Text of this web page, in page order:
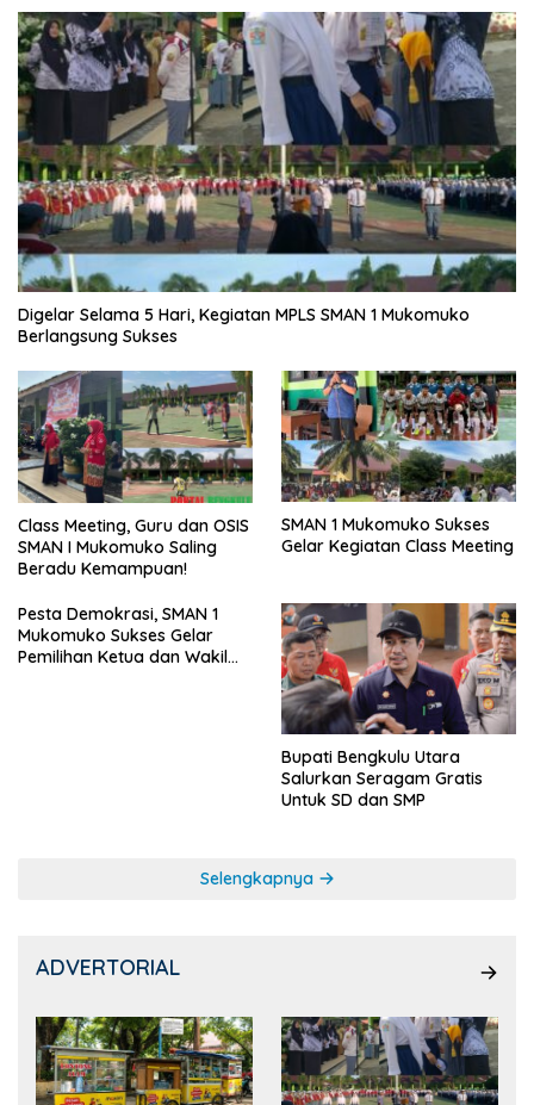
Digelar Selama 5 Hari, Kegiatan MPLS SMAN 1 Mukomuko
Berlangsung Sukses
Class Meeting, Guru dan OSIS
SMAN I Mukomuko Saling
Beradu Kemampuan!
SMAN 1 Mukomuko Sukses
Gelar Kegiatan Class Meeting
Pesta Demokrasi, SMAN 1
Mukomuko Sukses Gelar
Pemilihan Ketua dan Wakil
Bupati Bengkulu Utara
Salurkan Seragam Gratis
Untuk SD dan SMP
Selengkapnya
ADVERTORIAL